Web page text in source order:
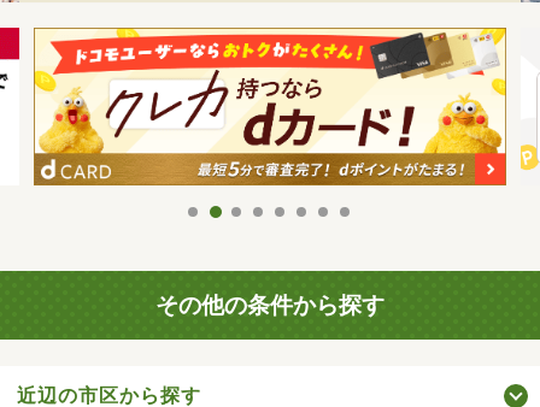
その他の条件から探す
近辺の市区から探す